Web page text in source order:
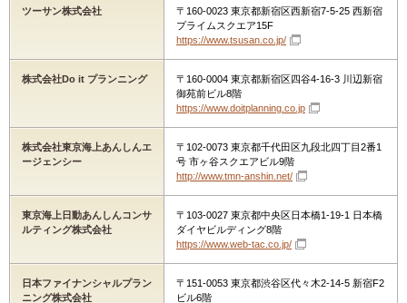
ツーサン株式会社
〒160-0023 東京都新宿区西新宿7-5-25 西新宿
プライムスクエア15F
https://www.tsusan.co.jp/
株式会社Do it プランニング
〒160-0004 東京都新宿区四谷4-16-3 川辺新宿
御苑前ビル8階
https://www.doitplanning.co.jp
株式会社東京海上あんしんエ
ージェンシー
〒102-0073 東京都千代田区九段北四丁目2番1
号 市ヶ谷スクエアビル9階
http://www.tmn-anshin.net/
東京海上日動あんしんコンサ
ルティング株式会社
〒103-0027 東京都中央区日本橋1-19-1 日本橋
ダイヤビルディング8階
https://www.web-tac.co.jp/
日本ファイナンシャルプラン
ニング株式会社
〒151-0053 東京都渋谷区代々木2-14-5 新宿F2
ビル6階